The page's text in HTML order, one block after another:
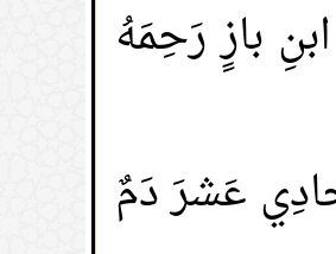
بازٍ رَحِمَهُ
عَشرَ دَمٌ